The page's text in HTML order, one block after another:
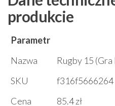
produkcie
Parametr
Nazwa
Rugby 15 (Gra
SKU
f316f5666264
Cena
85.4 zł